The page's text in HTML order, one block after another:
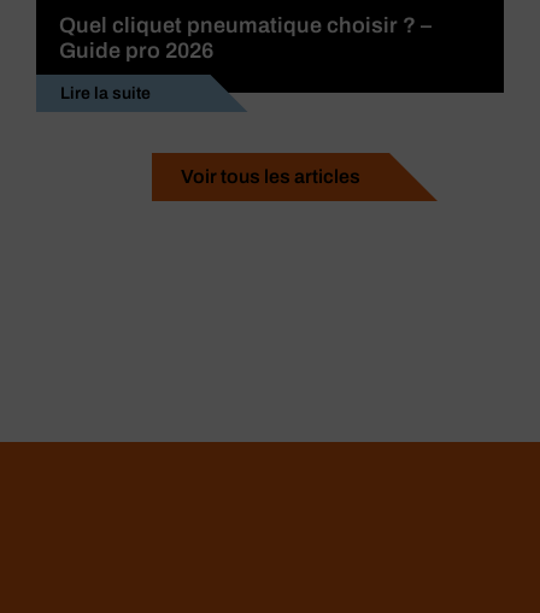
Quel cliquet pneumatique choisir ? –
Guide pro 2026
Lire la suite
Voir tous les articles